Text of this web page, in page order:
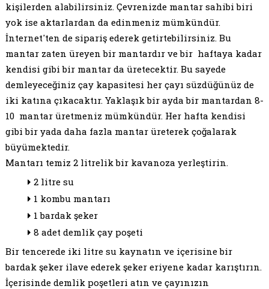
kişilerden alabilirsiniz. Çevrenizde mantar sahibi biri
yok ise aktarlardan da edinmeniz mümkündür.
İnternet'ten de sipariş ederek getirtebilirsiniz. Bu
mantar zaten üreyen bir mantardır ve bir haftaya kadar
kendisi gibi bir mantar da üretecektir. Bu sayede
demleyeceğiniz çay kapasitesi her çayı süzdüğünüz de
iki katına çıkacaktır. Yaklaşık bir ayda bir mantardan 8-
10 mantar üretmeniz mümkündür. Her hafta kendisi
gibi bir yada daha fazla mantar üreterek çoğalarak
büyümektedir.
Mantarı temiz 2 litrelik bir kavanoza yerleştirin.
2 litre su
1 kombu mantarı
1 bardak şeker
8 adet demlik çay poşeti
Bir tencerede iki litre su kaynatın ve içerisine bir
bardak şeker ilave ederek şeker eriyene kadar karıştırın.
İçerisinde demlik poşetleri atın ve çayınızın